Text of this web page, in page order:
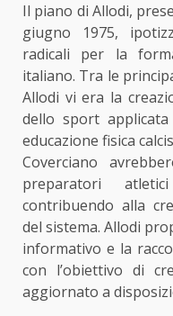
Il piano di Allodi,
giugno 1975,
radicali per la
italiano. Tra le
Allodi vi era la
dello sport
educazione fisica
Coverciano
preparatori
contribuendo alla
del sistema. Allodi
informativo e la
con l’obiettivo di
aggiornato a